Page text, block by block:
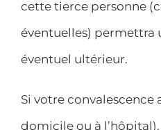
cette tierce personne
éventuelles) permettra
éventuel ultérieur.
Si votre convalescence
domicile ou à